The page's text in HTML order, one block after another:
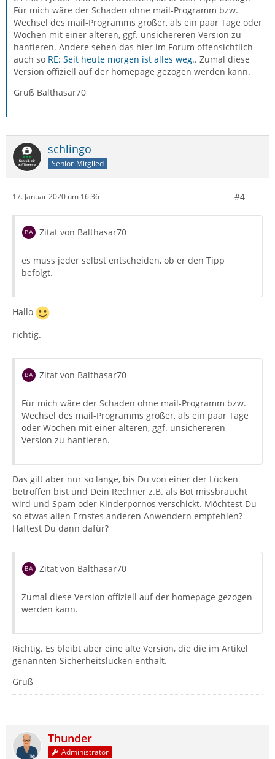
Für mich wäre der Schaden ohne mail-Programm bzw.
Wechsel des mail-Programms größer, als ein paar Tage oder
Wochen mit einer älteren, ggf. unsichereren Version zu
hantieren. Andere sehen das hier im Forum offensichtlich
auch so RE: Seit heute morgen ist alles weg.. Zumal diese
Version offiziell auf der homepage gezogen werden kann.
Gruß Balthasar70
schlingo
Senior-Mitglied
17. Januar 2020 um 16:36 #4
Zitat von Balthasar70
es muss jeder selbst entscheiden, ob er den Tipp
befolgt.
Hallo
richtig.
Zitat von Balthasar70
Für mich wäre der Schaden ohne mail-Programm bzw.
Wechsel des mail-Programms größer, als ein paar Tage
oder Wochen mit einer älteren, ggf. unsichereren
Version zu hantieren.
Das gilt aber nur so lange, bis Du von einer der Lücken
betroffen bist und Dein Rechner z.B. als Bot missbraucht
wird und Spam oder Kinderpornos verschickt. Möchtest Du
so etwas allen Ernstes anderen Anwendern empfehlen?
Haftest Du dann dafür?
Zitat von Balthasar70
Zumal diese Version offiziell auf der homepage gezogen
werden kann.
Richtig. Es bleibt aber eine alte Version, die die im Artikel
genannten Sicherheitslücken enthält.
Gruß
Thunder
Administrator